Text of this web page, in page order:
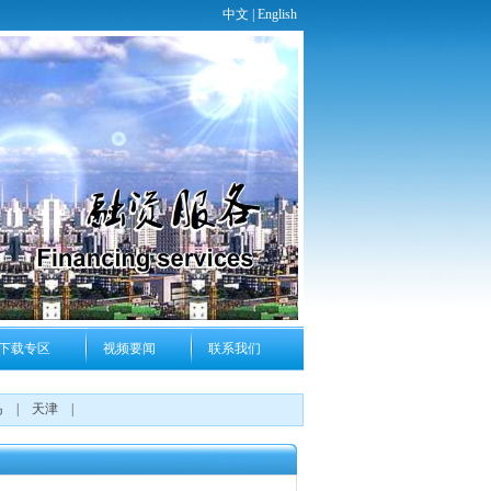
中文 | English
载专区 视频要闻 联系我们
天津